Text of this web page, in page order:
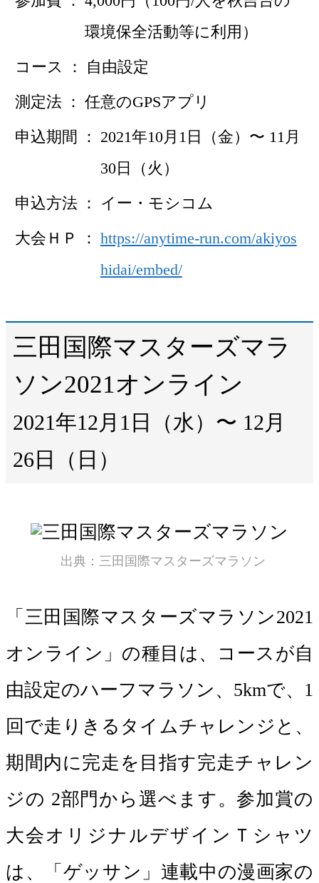
環境保全活動等に利用）
コース
自由設定
測定法
任意のGPSアプリ
申込期間
2021年10月1日（金）〜 11月
30日（火）
申込方法
イー・モシコム
大会ＨＰ
https://anytime-run.com/akiyos
hidai/embed/
三田国際マスターズマラ
ソン2021オンライン
2021年12月1日（水）〜 12月
26日（日）
三田国際マスターズマラソン
「三田国際マスターズマラソン2021
オンライン」の種目は、コースが自
由設定のハーフマラソン、5kmで、1
回で走りきるタイムチャレンジと、
期間内に完走を目指す完走チャレン
ジの 2部門から選べます。参加賞の
大会オリジナルデザインＴシャツ
は、「ゲッサン」連載中の漫画家の